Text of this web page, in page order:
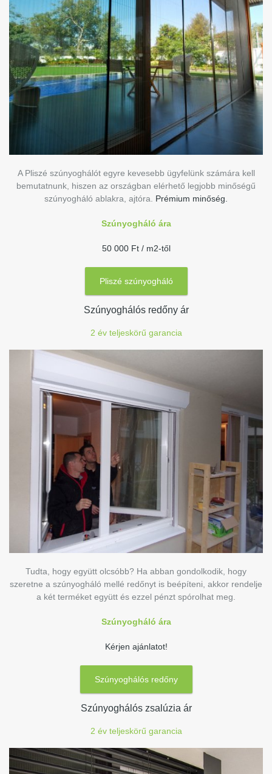
A Pliszé szúnyoghálót egyre kevesebb ügyfelünk számára kell
bemutatnunk, hiszen az országban elérhető legjobb minőségű
szúnyogháló ablakra, ajtóra. Prémium minőség.
Szúnyogháló ára
50 000 Ft / m2-től
Pliszé szúnyogháló
Szúnyoghálós redőny ár
2 év teljeskörű garancia
Tudta, hogy együtt olcsóbb? Ha abban gondolkodik, hogy
szeretne a szúnyogháló mellé redőnyt is beépíteni, akkor rendelje
a két terméket együtt és ezzel pénzt spórolhat meg.
Szúnyogháló ára
Kérjen ajánlatot!
Szúnyoghálós redőny
Szúnyoghálós zsalúzia ár
2 év teljeskörű garancia